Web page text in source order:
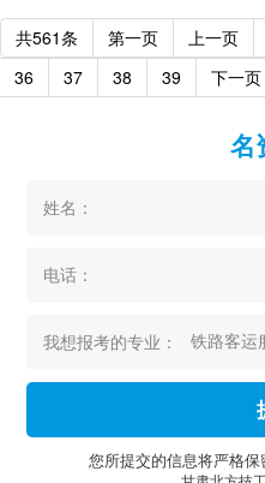
共561条 第一页 上一页
36
37 38 39 下一页
名
姓名：
电话：
我想报考的专业：
您所提交的信息将严格保